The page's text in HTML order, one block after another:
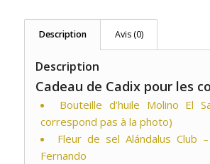
Description Avis (0)
Description
Cadeau de Cadix pour les
Bouteille d’huile Molino El
correspond pas à la photo)
Fleur de sel Alándalus Club
Fernando